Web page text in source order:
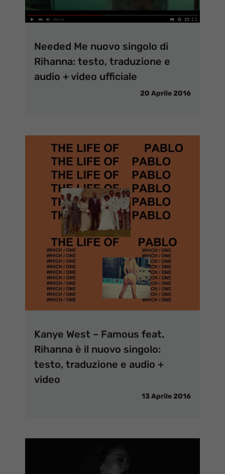
Needed Me nuovo singolo di
Rihanna: testo, traduzione e
audio + video ufficiale
20 Aprile 2016
Kanye West – Famous feat.
Rihanna è il nuovo singolo:
testo, traduzione e audio +
video
13 Aprile 2016